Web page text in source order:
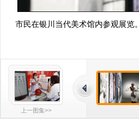
市民在银川当代美术馆内参观展览。
上一图集>>